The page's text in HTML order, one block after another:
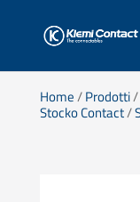
Home/Prodotti/
Stocko Contact/